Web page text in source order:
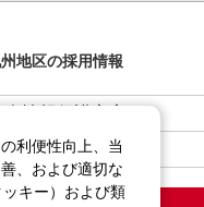
地区の採用情報
イトマップ
利便性向上、当
、および適切な
キー）および類